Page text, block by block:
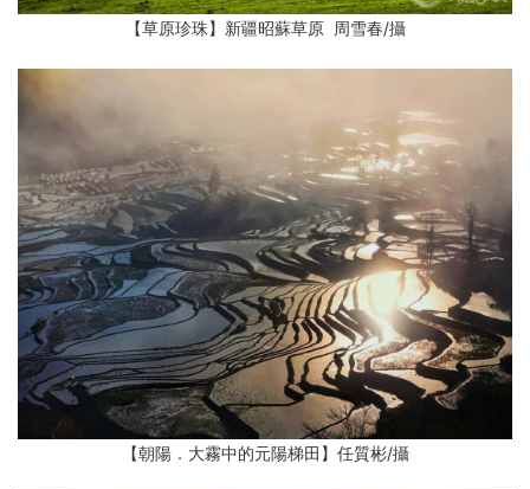
【草原珍珠】新疆昭蘇草原 周雪春/攝
【朝陽．大霧中的元陽梯田】任質彬/攝